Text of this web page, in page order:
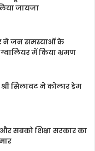
जायजा
ने जन समस्याओं के
में किया भ्रमण
सिलावट ने कोलार डेम
और सबको शिक्षा सरकार का